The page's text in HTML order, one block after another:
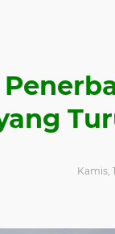
Kamis,